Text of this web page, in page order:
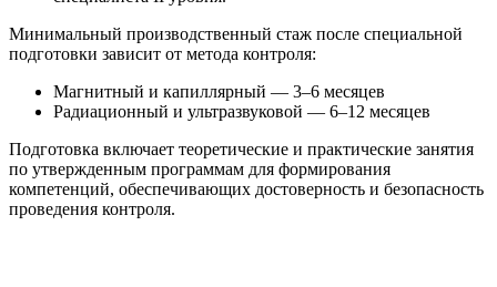
Минимальный производственный стаж после специальной
подготовки зависит от метода контроля:
Магнитный и капиллярный — 3–6 месяцев
Радиационный и ультразвуковой — 6–12 месяцев
Подготовка включает теоретические и практические занятия
по утвержденным программам для формирования
компетенций, обеспечивающих достоверность и безопасность
проведения контроля.